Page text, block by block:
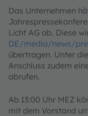
Das Unternehmen
Licht AG ab. Diese
DE/media/news/
übertragen. Unter
Anschluss zudem
abrufen.
Ab 13:00 Uhr MEZ
mit dem Vorstand